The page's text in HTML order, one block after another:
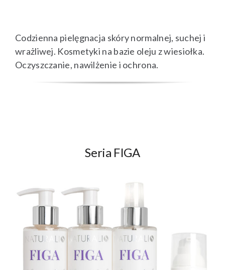
Codzienna pielęgnacja skóry normalnej, suchej i
wrażliwej. Kosmetyki na bazie oleju z wiesiołka.
Oczyszczanie, nawilżenie i ochrona.
Seria FIGA